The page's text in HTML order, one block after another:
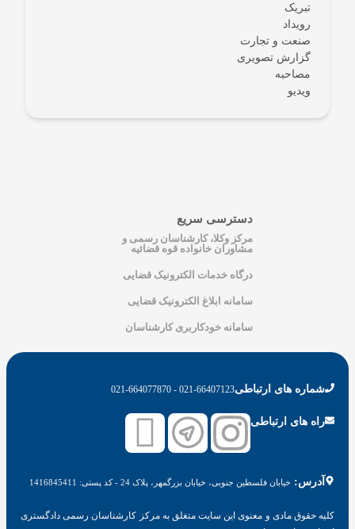
تبریک
رویداد
صنعت و تجارت
گزارش تصویری
مصاحبه
ویدیو
دسترسی سریع
مرکز وکلا، کارشناسان رسمی و
مشاوران خانواده قوه قضائیه
درگاه خدمات الکترونیک قضایی
سامانه ابلاغ الکترونیک قضایی
سامانه خودکاربری کارشناسان
شماره های ارتباطی 021-66407123 -
021-664077870
راه های ارتباطی
آدرس: خیابان فلسطین جنوبی، خیابان بزرگمهر، پلاک 24 - کد پستی: 1416845411
کلیه حقوق مادی و معنوی این سایت متغلق به مرکز کارشناسان رسمی دادگستری